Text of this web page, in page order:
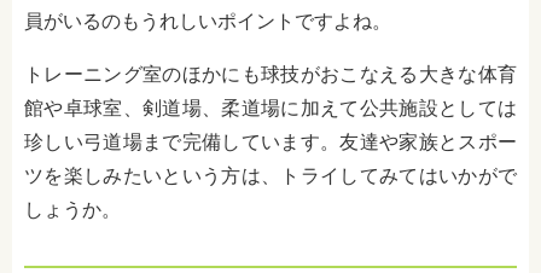
員がいるのもうれしいポイントですよね。
トレーニング室のほかにも球技がおこなえる大きな体育
館や卓球室、剣道場、柔道場に加えて公共施設としては
珍しい弓道場まで完備しています。友達や家族とスポー
ツを楽しみたいという方は、トライしてみてはいかがで
しょうか。